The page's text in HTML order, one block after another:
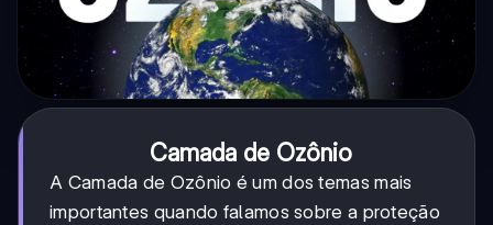
Camada de Ozônio
A Camada de Ozônio é um dos temas mais
importantes quando falamos sobre a proteção